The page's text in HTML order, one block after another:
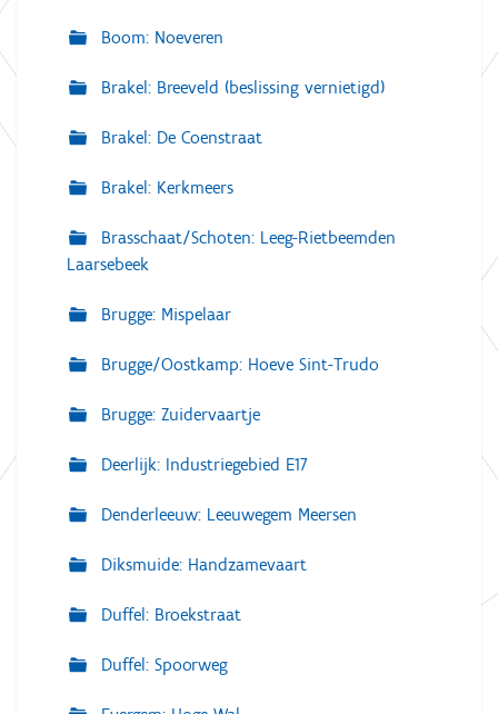
Boom: Noeveren
Brakel: Breeveld (beslissing vernietigd)
Brakel: De Coenstraat
Brakel: Kerkmeers
Brasschaat/Schoten: Leeg-Rietbeemden
Laarsebeek
Brugge: Mispelaar
Brugge/Oostkamp: Hoeve Sint-Trudo
Brugge: Zuidervaartje
Deerlijk: Industriegebied E17
Denderleeuw: Leeuwegem Meersen
Diksmuide: Handzamevaart
Duffel: Broekstraat
Duffel: Spoorweg